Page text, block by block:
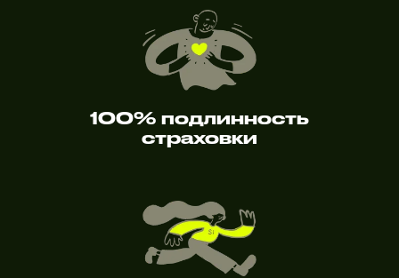
100% подлинность
страховки